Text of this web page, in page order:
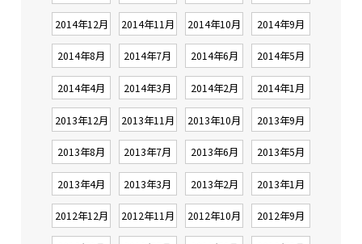
2014年12月 2014年11月 2014年10月 2014年9月
2014年8月 2014年7月 2014年6月 2014年5月
2014年4月 2014年3月 2014年2月 2014年1月
2013年12月 2013年11月 2013年10月 2013年9月
2013年8月 2013年7月 2013年6月 2013年5月
2013年4月 2013年3月 2013年2月 2013年1月
2012年12月 2012年11月 2012年10月 2012年9月